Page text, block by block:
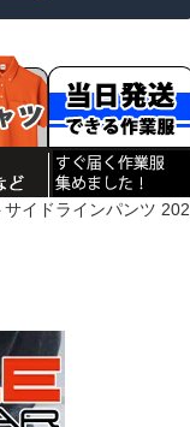
イドラインパンツ 202